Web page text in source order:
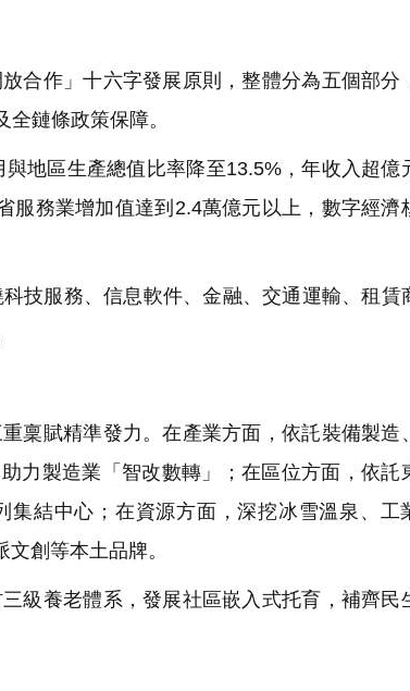
合作」十六字發展原則，整體分為五個部分
鏈條政策保障。
地區生產總值比率降至13.5%，年收入超億
服務業增加值達到2.4萬億元以上，數字經濟
技服務、信息軟件、金融、交通運輸、租賃
稟賦精準發力。在產業方面，依託裝備製造
力製造業「智改數轉」；在區位方面，依託
結中心；在資源方面，深挖冰雪溫泉、工
創等本土品牌。
級養老體系，發展社區嵌入式托育，補齊民